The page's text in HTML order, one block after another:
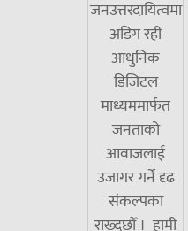
जनउत्तरदायित्वमा
अडिग रही
आधुनिक
डिजिटल
माध्यममार्फत
जनताको
आवाजलाई
उजागर गर्ने दृढ
संकल्पका